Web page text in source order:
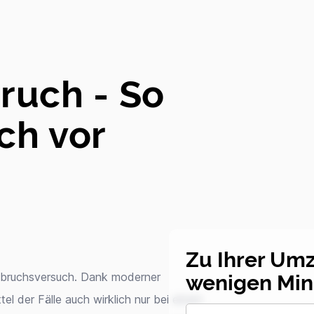
- So
vor
Dank moderner
der Fälle auch wirklich nur bei einem
Zu Ihrer
wenigen